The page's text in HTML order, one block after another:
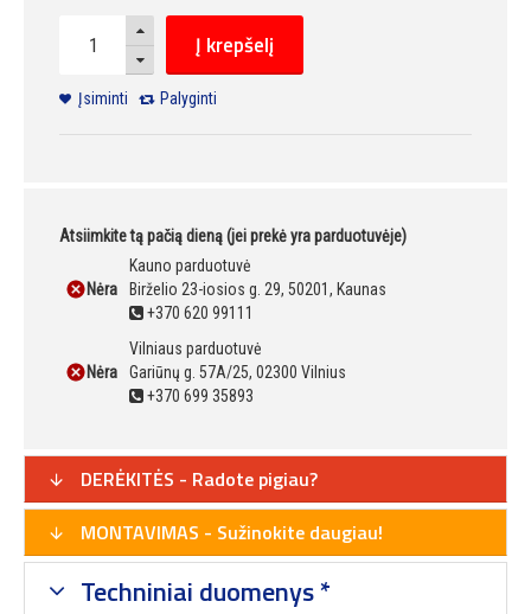
Į krepšelį
Įsiminti Palyginti
Atsiimkite tą pačią dieną (jei prekė yra parduotuvėje)
Nėra
Kauno parduotuvė
Birželio 23-iosios g. 29, 50201, Kaunas
+370 620 99111
Nėra
Vilniaus parduotuvė
Gariūnų g. 57A/25, 02300 Vilnius
+370 699 35893
DERĖKITĖS - Radote pigiau?
MONTAVIMAS - Sužinokite daugiau!
Techniniai duomenys *